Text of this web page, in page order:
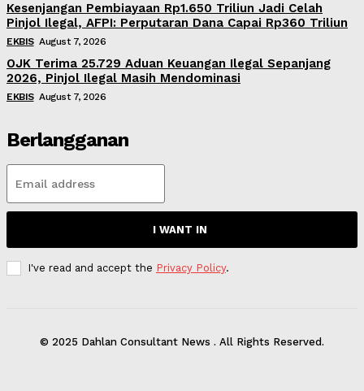
Kesenjangan Pembiayaan Rp1.650 Triliun Jadi Celah
Pinjol Ilegal, AFPI: Perputaran Dana Capai Rp360 Triliun
EKBIS August 7, 2026
OJK Terima 25.729 Aduan Keuangan Ilegal Sepanjang
2026, Pinjol Ilegal Masih Mendominasi
EKBIS August 7, 2026
Berlangganan
I WANT IN
I've read and accept the Privacy Policy.
© 2025 Dahlan Consultant News . All Rights Reserved.